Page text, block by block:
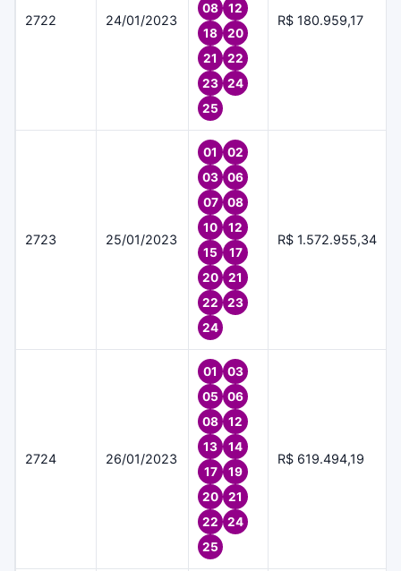
2722 24/01/2023
08
12
18
20
21
22
23
24
25
R$ 180.959,17
2723 25/01/2023
01
02
03
06
07
08
10
12
15
17
20
21
22
23
24
R$ 1.572.955,34
2724 26/01/2023
01
03
05
06
08
12
13
14
17
19
20
21
22
24
25
R$ 619.494,19